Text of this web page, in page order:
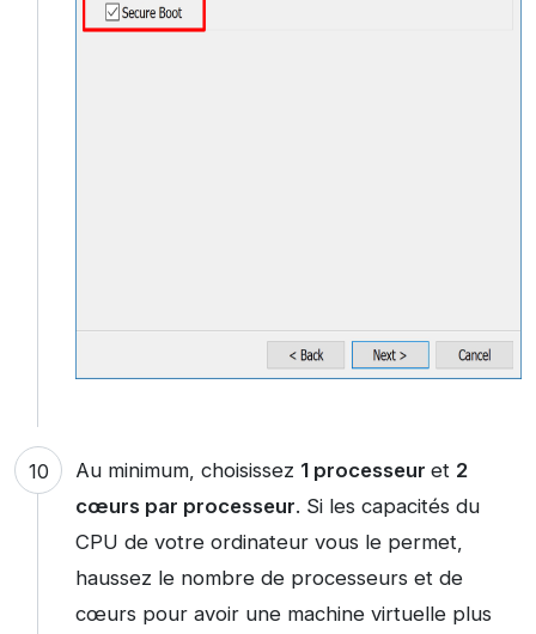
Au minimum, choisissez 1 processeur et 2
cœurs par processeur. Si les capacités du
CPU de votre ordinateur vous le permet,
haussez le nombre de processeurs et de
cœurs pour avoir une machine virtuelle plus